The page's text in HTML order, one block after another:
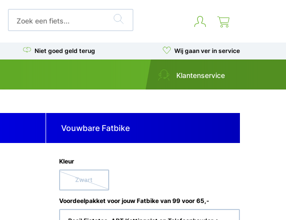
Niet goed geld terug Wij gaan ver in service
Klantenservice
Vouwbare Fatbike
Kleur
Zwart
Voordeelpakket voor jouw Fatbike van 99 voor 65,-